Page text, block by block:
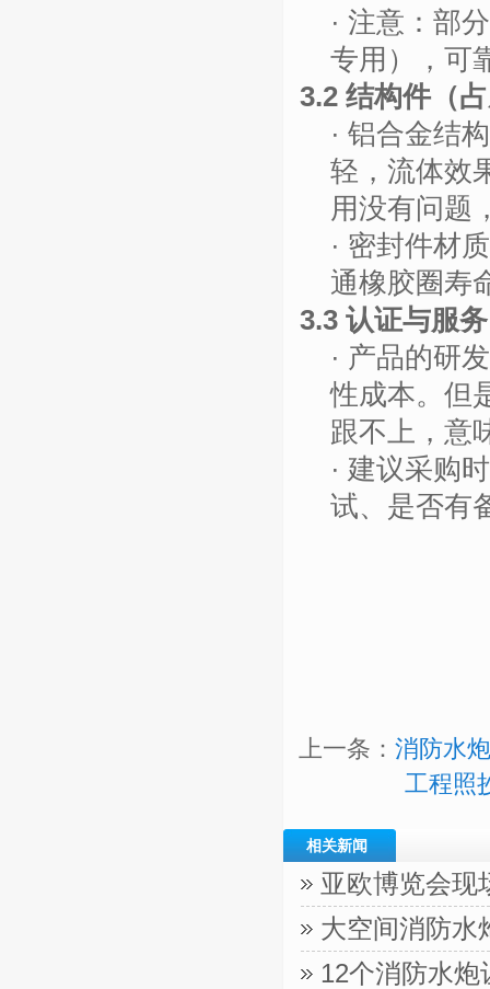
· 注意：部
专用），可
3.2 结构件（
· 铝合金结
轻，流体效
用没有问题
· 密封件材
通橡胶圈寿
3.3 认证与服
· 产品的研
性成本。但
跟不上，意
· 建议采购
试、是否有
上一条： 消防水
工程照
相关新闻
亚欧博览会现
大空间消防水
12个消防水